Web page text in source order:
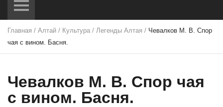
Главная / Алтай / Культура / Легенды Алтая / Чевалков М. В. Спор
чая с вином. Басня.
Чевалков М. В. Спор чая
с вином. Басня.